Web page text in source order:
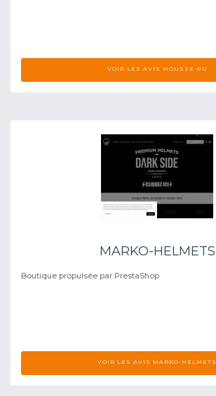
VOIR LES AVIS MOUSSE-PU
MARKO-HELMETS
Boutique propulsée par PrestaShop
VOIR LES AVIS MARKO-HELMETS